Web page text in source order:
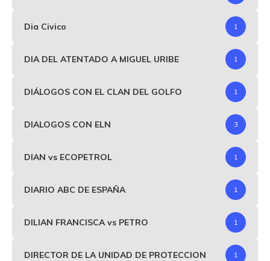
Dia Civico 1
DIA DEL ATENTADO A MIGUEL URIBE 1
DIÁLOGOS CON EL CLAN DEL GOLFO 1
DIALOGOS CON ELN 3
DIAN vs ECOPETROL 1
DIARIO ABC DE ESPAÑA 1
DILIAN FRANCISCA vs PETRO 1
DIRECTOR DE LA UNIDAD DE PROTECCION 1